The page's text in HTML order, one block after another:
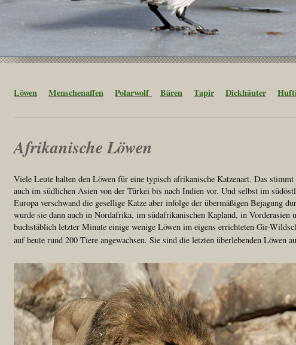
Löwen Menschenaffen Polarwolf Bären Tapir Dickhäuter
Afrikanische Löwen
Viele Leute halten den Löwen für eine typisch afrikanische Katzenart. Das
auch im südlichen Asien von der Türkei bis nach Indien vor. Und selbst im
Europa verschwand die gesellige Katze aber infolge der übermäßigen Bejagung
wurde sie dann auch in Nordafrika, im südafrikanischen Kapland, in
buchstäblich letzter Minute einige wenige Löwen im eigens errichteten Gir-
auf heute rund 200 Tiere angewachsen. Sie sind die letzten überlebenden